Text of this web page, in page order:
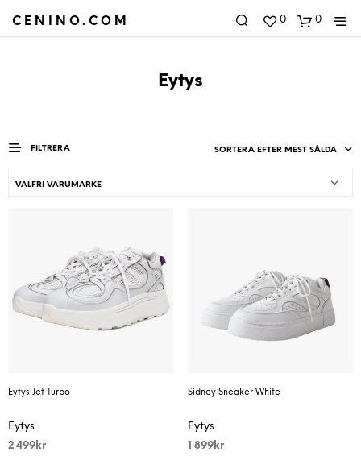
CENINO.COM 0 0
Eytys
FILTRERA SORTERA EFTER MEST SÅLDA
VALFRI VARUMARKE
Eytys Jet Turbo
Eytys
2 499 kr
Sidney Sneaker White
Eytys
1 899kr